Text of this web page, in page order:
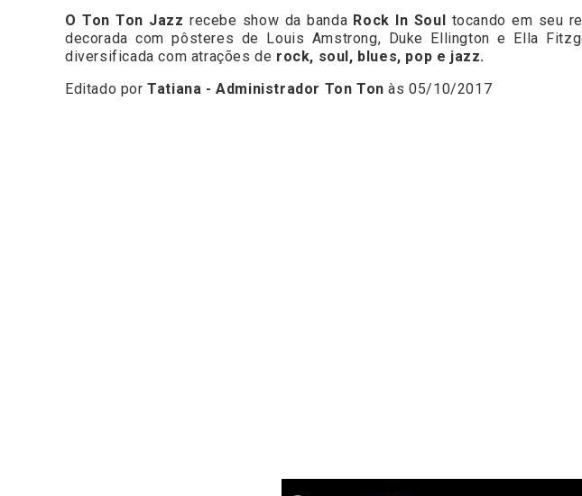
O Ton Ton Jazz recebe show da banda Rock In Soul tocando em seu
decorada com pôsteres de Louis Amstrong, Duke Ellington e Ella
diversificada com atrações de rock, soul, blues, pop e jazz.
Editado porTatiana - Administrador Ton Ton às 05/10/2017